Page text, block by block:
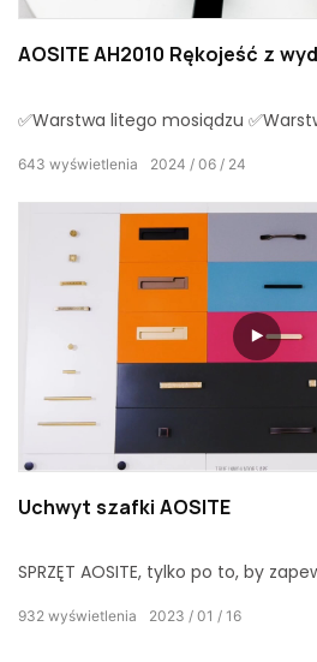
AOSITE AH2010 Rękojeść z
✅Warstwa litego mosiądzu
ochronna lakieru
2024 06 24
643 wyświetlenia
Uchwyt szafki AOSITE
SPRZĘT AOSITE, tylko po to, by
Różne rodzaje lekkich luksusowych
2023 01 16
932 wyświetlenia